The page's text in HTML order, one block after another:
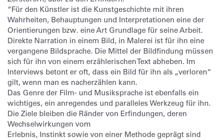
“Für den Künstler ist die Kunstgeschichte mit ihren
Wahrheiten, Behauptungen und Interpretationen eine der
Orientierungen bzw. eine Art Grundlage für seine Arbeit.
Direkte Narration in einem Bild, in Malerei ist für ihn eine
vergangene Bildsprache. Die Mittel der Bildfindung müssen
sich für ihn von einem erzählerischen Text abheben. Im
Interviews betont er oft, dass ein Bild für ihn als „verloren“
gilt, wenn man es nacherzählen kann.
Das Genre der Film- und Musiksprache ist ebenfalls ein
wichtiges, ein anregendes und paralleles Werkzeug für ihn.
Die Ziele bleiben die Ränder von Erfindungen, deren
Wechselwirkungen vom
Erlebnis, Instinkt sowie von einer Methode geprägt sind